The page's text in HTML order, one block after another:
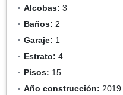
Alcobas: 3
Baños: 2
Garaje: 1
Estrato: 4
Pisos: 15
Año construcción: 2019